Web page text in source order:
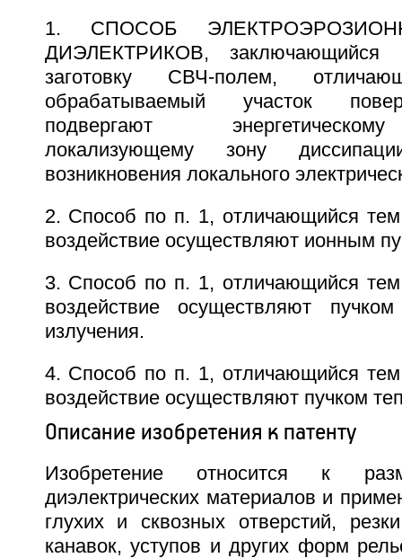
1. СПОСОБ
ДИЭЛЕКТРИКОВ, заключающийся
заготовку СВЧ-полем,
обрабатываемый участок
подвергают
локализующему зону
возникновения локального
2. Способ по п. 1, отличающийся тем,
воздействие осуществляют ионным
3. Способ по п. 1, отличающийся тем,
воздействие осуществляют пучком
излучения.
4. Способ по п. 1, отличающийся тем,
воздействие осуществляют пучком
Описание изобретения к патенту
Изобретение относится к
диэлектрических материалов и
глухих и сквозных отверстий,
канавок, уступов и других форм